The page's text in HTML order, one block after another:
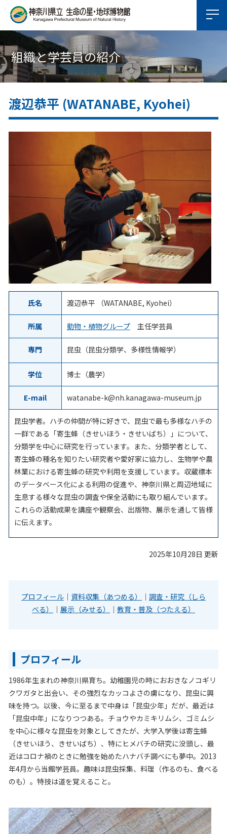
組織と学芸員の紹介
渡辺恭平 (WATANABE, Kyohei)
氏名 渡辺恭平 （WATANABE, Kyohei）
所属 動物・植物グループ主任学芸員
専門 昆虫（昆虫分類学、多様性情報学）
学位 博士（農学）
E-mail watanabe-k@nh.kanagawa-museum.jp
昆虫学者。ハチの仲間が特に好きで、昆虫で最も多様なハチの
一群である「寄生蜂（きせいほう・きせいばち）」について、
分類学を中心に研究を行っています。また、分類学者として、
寄生蜂の種名を知りたい研究者や愛好家に協力し、生物学や農
林業における寄生蜂の研究や利用を支援しています。収蔵標本
のデータベース化による利用の促進や、神奈川県と周辺地域に
生息する様々な昆虫の調査や保全活動にも取り組んでいます。
これらの活動成果を講座や観察会、出版物、展示を通して皆様
に伝えます。
2025年10月28日 更新
プロフィール｜ 資料収集（あつめる） ｜ 調査・研究（しら
べる）
｜ 展示（みせる） ｜ 教育・普及（つたえる）
プロフィール
1986年生まれの神奈川県育ち。幼稚園児の時におおきなノコギリ
クワガタと出会い、その強烈なカッコよさの虜になり、昆虫に興
味を持つ。以後、今に至るまで中身は「昆虫少年」だが、最近は
「昆虫中年」になりつつある。チョウやカミキリムシ、ゴミムシ
を中心に様々な昆虫を対象としてきたが、大学入学後は寄生蜂
（きせいほう、きせいばち）、特にヒメバチの研究に没頭し、最
近はコロナ禍のときに勉強を始めたハナバチ調べにも夢中。 2013
年4月から当館学芸員。趣味は昆虫採集、料理（作るのも、食べる
のも）。特技は道を覚えること。